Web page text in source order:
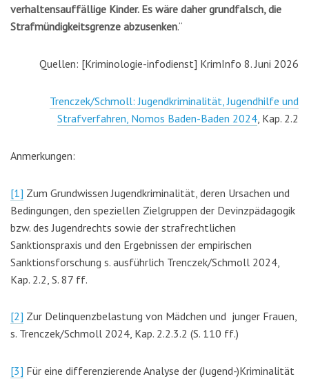
verhaltensauffällige Kinder. Es wäre daher grundfalsch, die
Strafmündigkeitsgrenze abzusenken.“
Quellen: [Kriminologie-infodienst] KrimInfo 8. Juni 2026
Trenczek/Schmoll: Jugendkriminalität, Jugendhilfe und
Strafverfahren, Nomos Baden-Baden 2024 , Kap. 2.2
Anmerkungen:
[1] Zum Grundwissen Jugendkriminalität, deren Ursachen und
Bedingungen, den speziellen Zielgruppen der Devinzpädagogik
bzw. des Jugendrechts sowie der strafrechtlichen
Sanktionspraxis und den Ergebnissen der empirischen
Sanktionsforschung s. ausführlich Trenczek/Schmoll 2024,
Kap. 2.2, S. 87 ff.
[2] Zur Delinquenzbelastung von Mädchen und junger Frauen,
s. Trenczek/Schmoll 2024, Kap. 2.2.3.2 (S. 110 ff.)
[3] Für eine differenzierende Analyse der (Jugend-)Kriminalität